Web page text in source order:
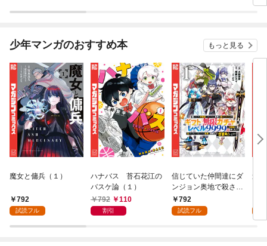
少年マンガのおすすめ本 もっと見る
魔女と傭兵（１）
792
試読フル
ハナバス 苔石花江の
バスケ論（１）
792
110
割引
信じていた仲間達にダ
ンジョン奥地で殺され
かけたがギフト『無限
ガチャ』でレベル９９
792
試読フル
追
強
～